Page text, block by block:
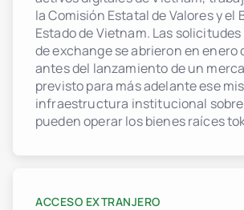
la Comisión Estatal de Valores y el
Estado de Vietnam. Las
de exchange se abrieron en enero
antes del lanzamiento de un
previsto para más adelante ese
infraestructura institucional
pueden operar los bienes raíces
ACCESO EXTRANJERO